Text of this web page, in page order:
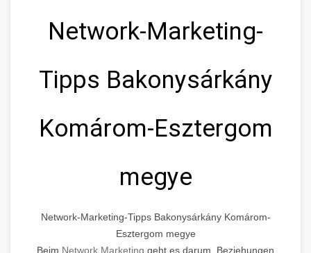
Network-Marketing-
Tipps Bakonysárkány
Komárom-Esztergom
megye
Network-Marketing-Tipps Bakonysárkány Komárom-
Esztergom megye
Beim Network Marketing geht es darum, Beziehungen